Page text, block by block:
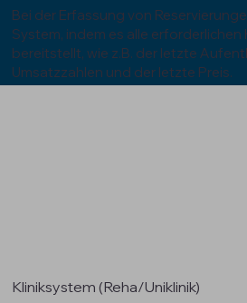
Bei der Erfassung von
System, indem es alle
bereitstellt, wie z.B. der letzte
Umsatzzahlen und der letzte Preis.
Kliniksystem (Reha/Uniklinik)